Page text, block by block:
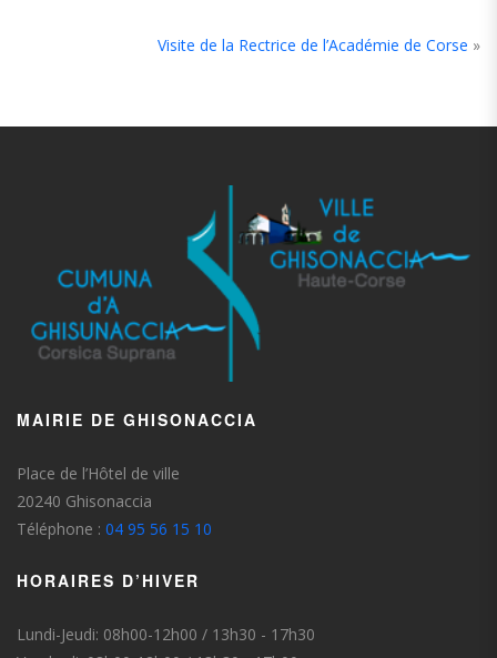
Visite de la Rectrice de l’Académie de Corse »
MAIRIE DE GHISONACCIA
Place de l’Hôtel de ville
20240 Ghisonaccia
Téléphone : 04 95 56 15 10
HORAIRES D’HIVER
Lundi-Jeudi: 08h00-12h00 / 13h30 - 17h30